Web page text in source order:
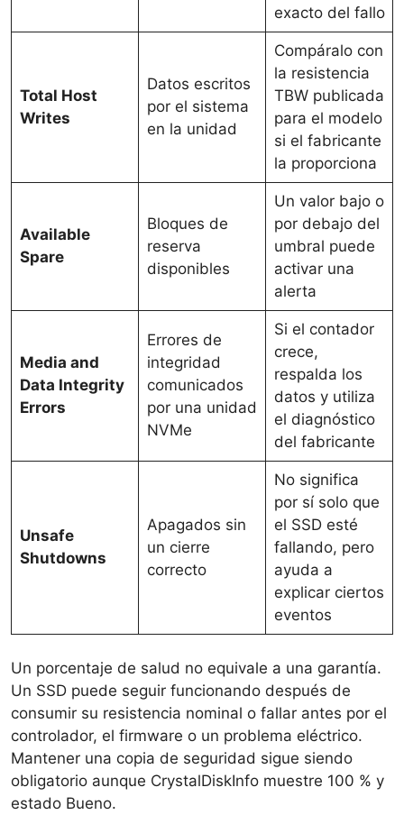
exacto del fallo
Total Host
Writes
Datos escritos
por el sistema
en la unidad
Compáralo con
la resistencia
TBW publicada
para el modelo
si el fabricante
la proporciona
Available
Spare
Bloques de
reserva
disponibles
Un valor bajo o
por debajo del
umbral puede
activar una
alerta
Media and
Data Integrity
Errors
Errores de
integridad
comunicados
por una unidad
NVMe
Si el contador
crece,
respalda los
datos y utiliza
el diagnóstico
del fabricante
Unsafe
Shutdowns
Apagados sin
un cierre
correcto
No significa
por sí solo que
el SSD esté
fallando, pero
ayuda a
explicar ciertos
eventos
Un porcentaje de salud no equivale a una garantía.
Un SSD puede seguir funcionando después de
consumir su resistencia nominal o fallar antes por el
controlador, el firmware o un problema eléctrico.
Mantener una copia de seguridad sigue siendo
obligatorio aunque CrystalDiskInfo muestre 100 % y
estado Bueno.